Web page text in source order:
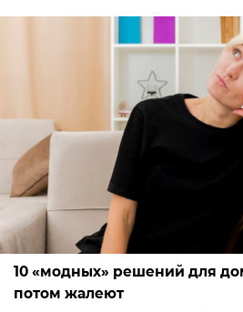
10 «модных» решений для
потом жалеют